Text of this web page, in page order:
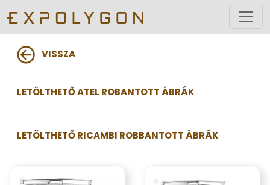
VISSZA
LETÖLTHETŐ ATEL ROBANTOTT ÁBRÁK
LETÖLTHETŐ RICAMBI ROBBANTOTT ÁBRÁK